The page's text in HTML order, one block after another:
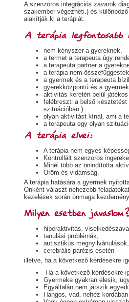
A szenzoros integrációs zavarok
szakember végezheti.) és
alakítják ki a terápiát.
A terápia legfontosabb
nem kényszer a gyereknek,
a termet a terapeuta úgy
a terapeuta partner a
a terápia nem
a gyermek és a terapeuta
gyerekközpontú és a
aktivitás keretén belül
felébreszti a belső
szituációban.)
olyan aktivitást kínál, ami a
a terapeuta egy olyan
A terápia elvei:
A terápia nem egyes
Kontrollált szenzoros
Minél több az önindította
Öröm és vidámság.
A terápia hatására a gyermek
Önként választ nehezebb
kezelések során önmaga
Milyen esetben javaslom?
hiperaktivitás,
tanulási problémák,
autisztikus megnyilvánulások,
cerebrális parézis esetén
illetve, ha a következő kérdésekre
Ha a következő kérdésekre
Gyermeke gyakran elesik,
Egyáltalán nem játszik
Hangos, vad, nehéz